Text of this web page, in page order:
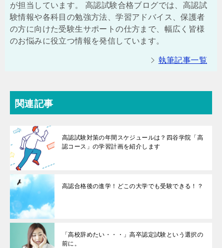
が担当しています。 高認試験合格ブログでは、高認試
験情報や各科目の勉強方法、学習アドバイス、保護者
の方に向けた受験生サポートの仕方まで、幅広く皆様
のお悩みに役立つ情報を発信しています。
執筆記事一覧
関連記事
高認試験対策の年間スケジュールは？四谷学院「高
認コース」の学習計画を紹介します
高認合格後の進学！どこの大学でも受験できる！？
「高校辞めたい・・・」高卒認定試験という選択の
前に。